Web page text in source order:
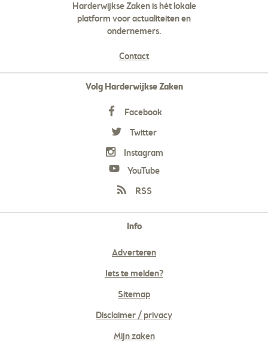
Harderwijkse Zaken is hét lokale
platform voor actualiteiten en
ondernemers.
Contact
Volg Harderwijkse Zaken
Facebook
Twitter
Instagram
YouTube
RSS
Info
Adverteren
Iets te melden?
Sitemap
Disclaimer / privacy
Mijn zaken